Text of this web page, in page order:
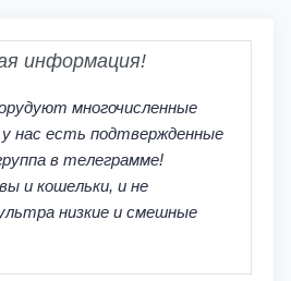
информация!
многочисленные
нас есть подтвержденные
в телеграмме!
и кошельки, и не
низкие и смешные